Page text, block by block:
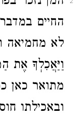
החיים
לא מחמיאה
וַיַּאֲכִלְךָ אֶת
מתואר כאן
ובאכילתו